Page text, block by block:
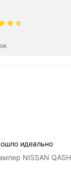
идеально
NISSAN